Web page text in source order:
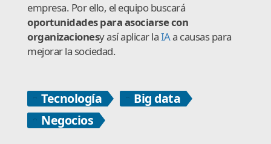
empresa. Por ello, el equipo buscará
oportunidades para asociarse con
organizacionesy así aplicar laIAa causas para
mejorar la sociedad.
Tecnología
Big data
Negocios